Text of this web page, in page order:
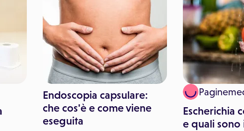
Endoscopia capsulare:
che cos'è e come viene
eseguita
Escherichia
e quali sono